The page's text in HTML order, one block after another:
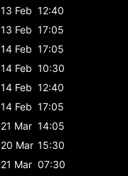
13 Feb 12:40
13 Feb 17:05
14 Feb 17:05
14 Feb 10:30
14 Feb 12:40
14 Feb 17:05
21 Mar 14:05
20 Mar 15:30
21 Mar 07:30